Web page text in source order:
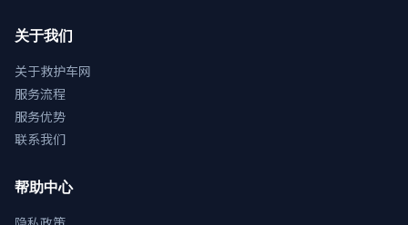
关于我们
关于救护车网
服务流程
服务优势
联系我们
帮助中心